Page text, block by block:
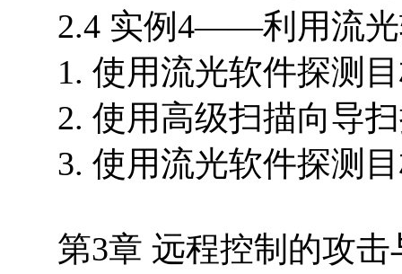
2.4 实例4——利用流光
1. 使用流光软件探测
2. 使用高级扫描向导
3. 使用流光软件探测
第3章 远程控制的攻击